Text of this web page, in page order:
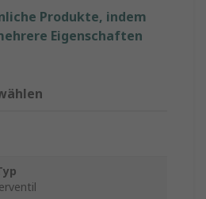
Produkte, indem
Eigenschaften